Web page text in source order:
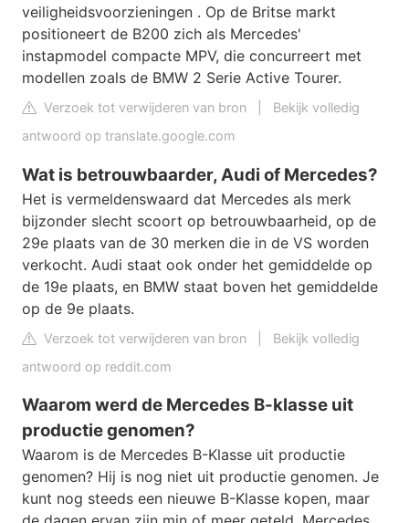
veiligheidsvoorzieningen . Op de Britse markt
positioneert de B200 zich als Mercedes'
instapmodel compacte MPV, die concurreert met
modellen zoals de BMW 2 Serie Active Tourer.
Verzoek tot verwijderen van bron
Bekijk volledig
antwoord op translate.google.com
Wat is betrouwbaarder, Audi of Mercedes?
Het is vermeldenswaard dat Mercedes als merk
bijzonder slecht scoort op betrouwbaarheid, op de
29e plaats van de 30 merken die in de VS worden
verkocht. Audi staat ook onder het gemiddelde op
de 19e plaats, en BMW staat boven het gemiddelde
op de 9e plaats.
Verzoek tot verwijderen van bron
Bekijk volledig
antwoord op reddit.com
Waarom werd de Mercedes B-klasse uit
productie genomen?
Waarom is de Mercedes B-Klasse uit productie
genomen? Hij is nog niet uit productie genomen. Je
kunt nog steeds een nieuwe B-Klasse kopen, maar